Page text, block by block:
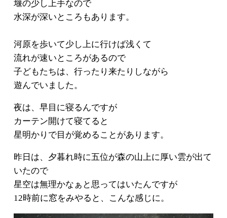
堰の少し上手なので
水深が深いところもあります。
河原を歩いて少し上に行けば浅くて
流れが速いところがあるので
子どもたちは、行ったり来たりしながら
遊んでいました。
夜は、早目に寝るんですが
カーテン開けて寝てると
星明かりで目が覚めることがあります。
昨日は、夕暮れ時に五位が森の山上に厚い雲が出て
いたので
星空は無理かなぁと思ってはいたんですが
12時前に窓をみやると、こんな感じに。